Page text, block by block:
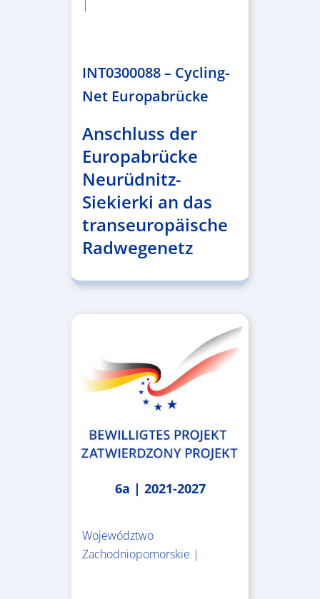
INT0300088 – Cycling-
Net Europabrücke
Anschluss der
Europabrücke
Neurüdnitz-
Siekierki an das
transeuropäische
Radwegenetz
6a | 2021-2027
Województwo
Zachodniopomorskie |